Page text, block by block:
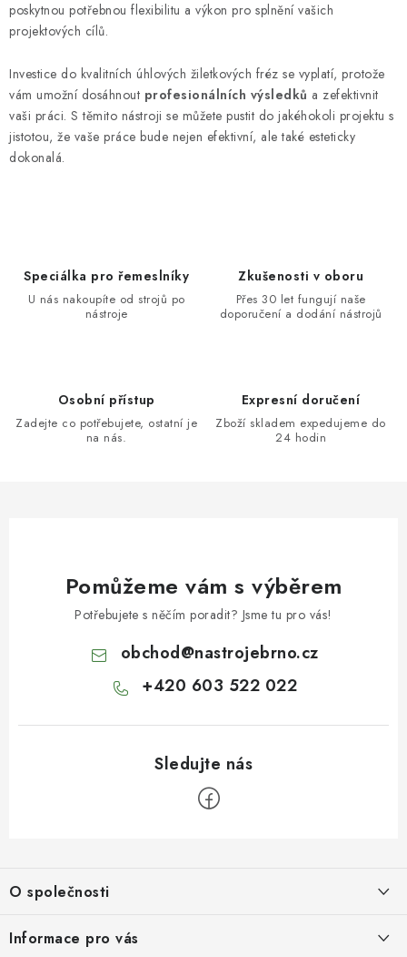
poskytnou potřebnou flexibilitu a výkon pro splnění vašich
projektových cílů.
Investice do kvalitních úhlových žiletkových fréz se vyplatí, protože
vám umožní dosáhnout profesionálních výsledků a zefektivnit
vaši práci. S těmito nástroji se můžete pustit do jakéhokoli projektu s
jistotou, že vaše práce bude nejen efektivní, ale také esteticky
dokonalá.
Speciálka pro řemeslníky
U nás nakoupíte od strojů po
nástroje
Zkušenosti v oboru
Přes 30 let fungují naše
doporučení a dodání nástrojů
Osobní přístup
Zadejte co potřebujete, ostatní je
na nás.
Expresní doručení
Zboží skladem expedujeme do
24 hodin
Pomůžeme vám s výběrem
Potřebujete s něčím poradit? Jsme tu pro vás!
obchod@nastrojebrno.cz
+420 603 522 022
p
a
O společnosti
O nás
Informace pro vás